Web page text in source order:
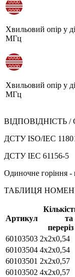
Хвильовий опір у
МГц
Хвильовий опір у
МГц
ВІДПОВІДНІСТЬ
ДСТУ ISO/IEC
ДСТУ IEC 61156-5
Одиночне горіння
ТАБЛИЦЯ
Артикул
та
60103503 2х2х0,54
60103504 4х2х0,54
60103501 2х2х0,57
60103502 4х2х0,57